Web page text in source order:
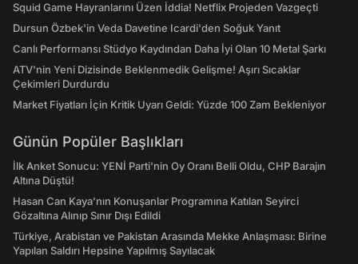
Squid Game Hayranlarını Üzen İddia! Netflix Projeden Vazgeçti
Dursun Özbek'in Veda Davetine Icardi'den Soğuk Yanıt
Canlı Performansı Stüdyo Kaydından Daha İyi Olan 10 Metal Şarkı
ATV'nin Yeni Dizisinde Beklenmedik Gelişme! Aşırı Sıcaklar
Çekimleri Durdurdu
Market Fiyatları İçin Kritik Uyarı Geldi: Yüzde 100 Zam Bekleniyor
Günün Popüler Başlıkları
İlk Anket Sonucu: YENİ Parti'nin Oy Oranı Belli Oldu, CHP Barajın
Altına Düştü!
Hasan Can Kaya’nın Konuşanlar Programına Katılan Seyirci
Gözaltına Alınıp Sınır Dışı Edildi
Türkiye, Arabistan ve Pakistan Arasında Mekke Anlaşması: Birine
Yapılan Saldırı Hepsine Yapılmış Sayılacak